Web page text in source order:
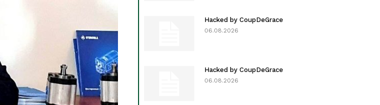
Hacked by CoupDeGrace
06.08.2026
Hacked by CoupDeGrace
06.08.2026